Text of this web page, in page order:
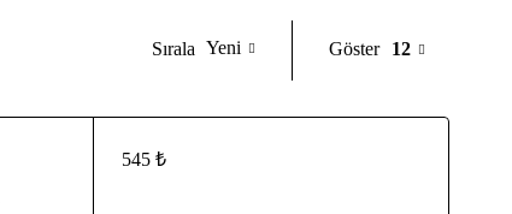
Sırala Yeni Göster 12
545 ₺